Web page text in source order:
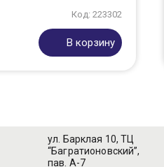
Код: 223302
В корзину
ул. Барклая 10, ТЦ
“Багратионовский”,
пав. А-7